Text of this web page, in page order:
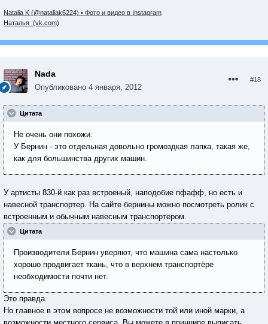
Natalia K (@nataliak6224) • Фото и видео в Instagram
Наталья (vk.com)
Nada
Опубликовано 4 января, 2012
#18
Цитата
Не очень они похожи.
У Бернин - это отдельная довольно громоздкая лапка, такая же,
как для большинства других машин.
У артисты 830-й как раз встроеный, наподобие пфафф, но есть и
навесной транспортер. На сайте бернины можно посмотреть ролик с
встроенным и обычным навесным транспортером.
Цитата
Производители Бернин уверяют, что машина сама настолько
хорошо продвигает ткань, что в верхнем транспортёре
необходимости почти нет.
Это правда.
Но главное в этом вопросе не возможности той или иной марки, а